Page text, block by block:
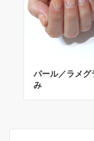
パール／ラメグ
み